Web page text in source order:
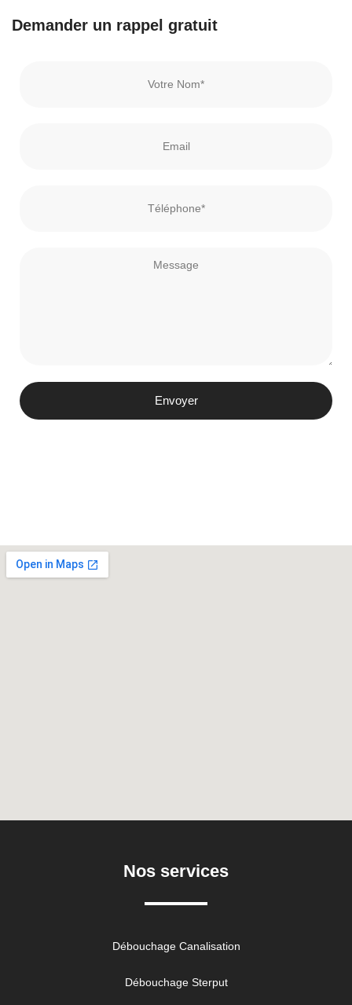
Demander un rappel gratuit
Envoyer
Nos services
Débouchage Canalisation
Débouchage Sterput